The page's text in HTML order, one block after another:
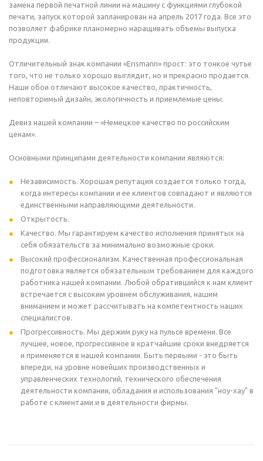
замена первой печатной линии на машину с функциями глубокой
печати, запуск которой запланирован на апрель 2017 года. Все это
позволяет фабрике планомерно наращивать объемы выпуска
продукции.
Отличительный знак компании «Erismann» прост: это тонкое чутье
того, что не только хорошо выглядит, но и прекрасно продается.
Наши обои отличают высокое качество, практичность,
неповторимый дизайн, экологичность и приемлемые цены.
Девиз нашей компании – «Немецкое качество по российским
ценам».
Основными принципами деятельности компании являются:
Независимость. Хорошая репутация создается только тогда,
когда интересы компании и ее клиентов совпадают и являются
единственными направляющими деятельности.
Открытость.
Качество. Мы гарантируем качество исполнения принятых на
себя обязательств за минимально возможные сроки.
Высокий профессионализм. Качественная профессиональная
подготовка является обязательным требованием для каждого
работника нашей компании. Любой обратившийся к нам клиент
встречается с высоким уровнем обслуживания, нашим
вниманием и может рассчитывать на компетентность наших
специалистов.
Прогрессивность. Мы держим руку на пульсе времени. Все
лучшее, новое, прогрессивное в кратчайшие сроки внедряется
и применяется в нашей компании. Быть первыми - это быть
впереди, на уровне новейших производственных и
управленческих технологий, технического обеспечения
деятельности компании, обладания и использования "ноу-хау" в
работе с клиентами и в деятельности фирмы.